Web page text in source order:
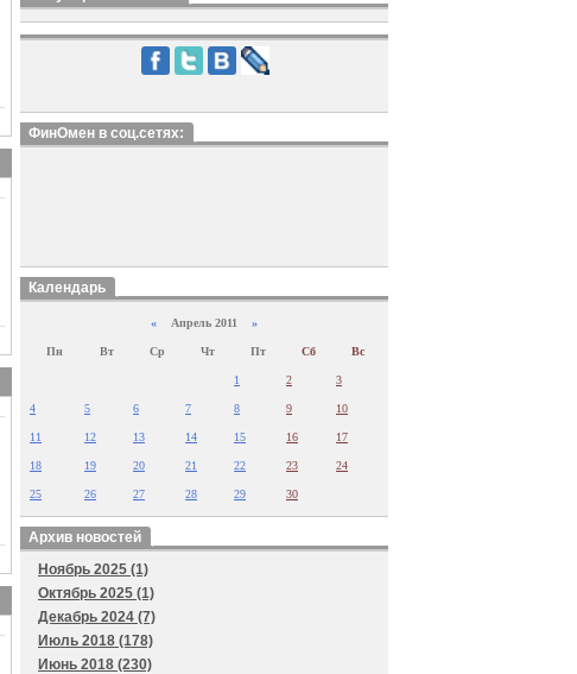
ФинОмен в соц.сетях:
Календарь
« Апрель 2011 »
Пн Вт Ср Чт Пт Сб Вс
1 2 3
4 5 6 7 8 9 10
11 12 13 14 15 16 17
18 19 20 21 22 23 24
25 26 27 28 29 30
Архив новостей
Ноябрь 2025 (1)
Октябрь 2025 (1)
Декабрь 2024 (7)
Июль 2018 (178)
Июнь 2018 (230)